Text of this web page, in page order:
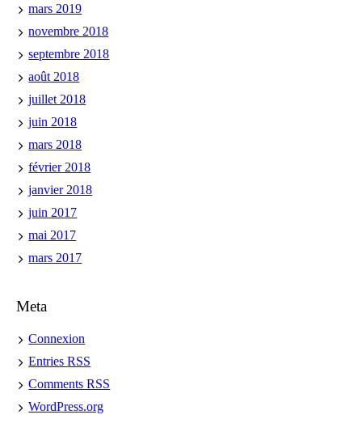
mars 2019
novembre 2018
septembre 2018
août 2018
juillet 2018
juin 2018
mars 2018
février 2018
janvier 2018
juin 2017
mai 2017
mars 2017
Meta
Connexion
EntriesRSS
CommentsRSS
WordPress.org